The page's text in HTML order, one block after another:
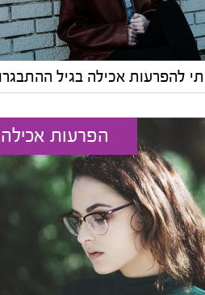
להפרעות אכילה בגיל
הפרעות אכילה